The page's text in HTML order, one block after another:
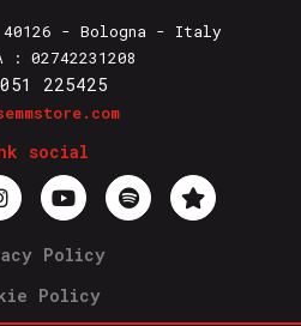
40126 - Bologna - Italy
: 02742231208
225425
social
Policy
Policy